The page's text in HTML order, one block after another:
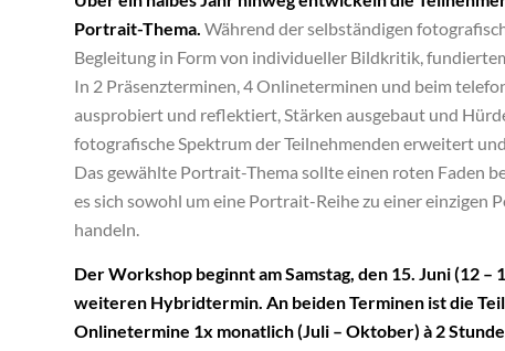
Portrait-Thema. Während der selbständigen
Begleitung in Form von individueller Bildkritik,
In 2 Präsenzterminen, 4 Onlineterminen und beim
ausprobiert und reflektiert, Stärken ausgebaut und
fotografische Spektrum der Teilnehmenden erweitert
Das gewählte Portrait-Thema sollte einen roten Faden
es sich sowohl um eine Portrait-Reihe zu einer einzigen
handeln.
Der Workshop beginnt am Samstag, den 15. Juni (12
weiteren Hybridtermin. An beiden Terminen ist die
Onlinetermine 1x monatlich (Juli – Oktober) à 2